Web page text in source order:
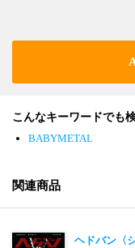
こんなキーワードでも
BABYMETAL
関連商品
ヘドバン〈